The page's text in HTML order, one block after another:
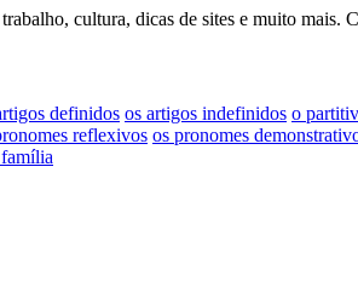
cultura, dicas de sites e muito mais.
definidos os artigos indefinidos o
reflexivos os pronomes